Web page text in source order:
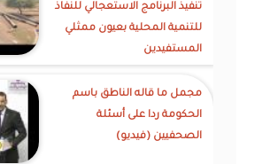
تنفيذ البرنامج الاستعجالي للنفاذ
للتنمية المحلية بعيون ممثلي
المستفيدين
مجمل ما قاله الناطق باسم
الحكومة ردا على أسئلة
الصحفيين (فيديو)